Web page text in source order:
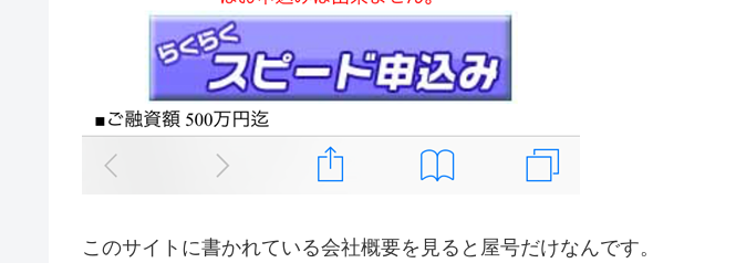
このサイトに書かれている会社概要を見ると屋号だけなんです。